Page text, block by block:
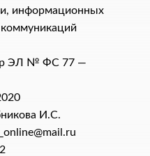
информационных
ЭЛ № ФС 77 —
И.C.